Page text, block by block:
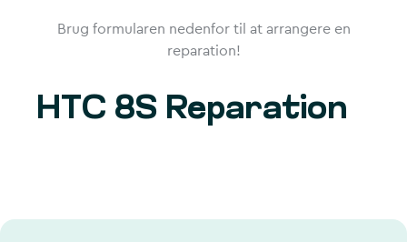
Sælg
Erhverv
Brug formularen nedenfor til at arrangere en
reparation!
HTC 8S Reparation